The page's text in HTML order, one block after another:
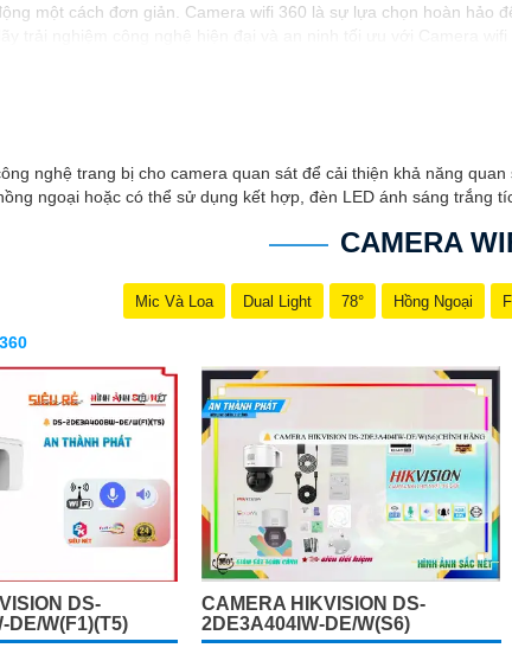
một cách đơn giản. Camera wifi 360 là sự lựa chọn hoàn
nghệ trang bị cho camera quan sát để cải thiện khả năng
ngoại hoặc có thể sử dụng kết hợp, đèn LED ánh sáng trắng
CAMERA
Mic Và Loa Dual Light 78° Hồng Ngoại
DS-
DE/W(F1)(T5)
CAMERA HIKVISION DS-
2DE3A404IW-DE/W(S6)